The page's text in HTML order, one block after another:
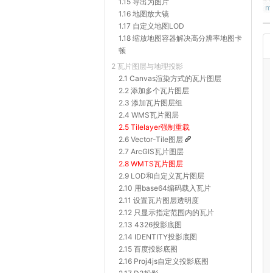
1.16 地图放大镜
1.17 自定义地图LOD
1.18 缩放地图容器解决高分辨率地图卡
顿
2 瓦片图层与地理投影
2.1 Canvas渲染方式的瓦片图层
2.2 添加多个瓦片图层
2.3 添加瓦片图层组
2.4 WMS瓦片图层
2.5 Tilelayer强制重载
2.6 Vector-Tile图层
2.7 ArcGIS瓦片图层
2.8 WMTS瓦片图层
2.9 LOD和自定义瓦片图层
2.10 用base64编码载入瓦片
2.11 设置瓦片图层透明度
2.12 只显示指定范围内的瓦片
2.13 4326投影底图
2.14 IDENTITY投影底图
2.15 百度投影底图
2.16 Proj4js自定义投影底图